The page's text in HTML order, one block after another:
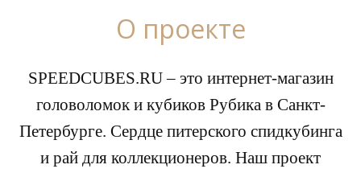
О проекте
SPEEDCUBES.RU – это интернет-магазин
головоломок и кубиков Рубика в Санкт-
Петербурге. Сердце питерского спидкубинга
и рай для коллекционеров. Наш проект